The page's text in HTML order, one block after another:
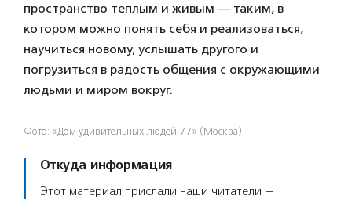
пространство теплым и живым — таким, в
котором можно понять себя и реализоваться,
научиться новому, услышать другого и
погрузиться в радость общения с окружающими
людьми и миром вокруг.
Фото: «Дом удивительных людей 77» (Москва)
Откуда информация
Этот материал прислали наши читатели —